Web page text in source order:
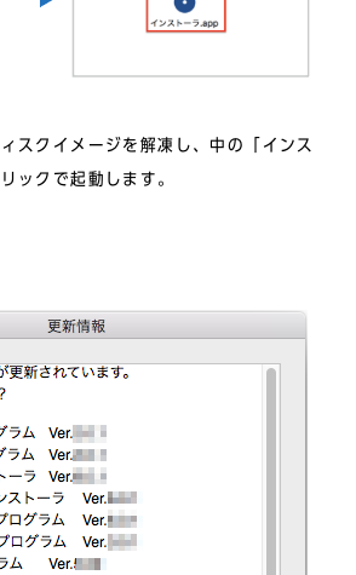
スクイメージを解凍し、中の「インス
ックで起動します。